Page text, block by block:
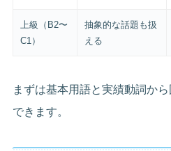
上級（B2〜
C1）
抽象的な話題も扱
える
まずは基本用語と実績動詞か
できます。